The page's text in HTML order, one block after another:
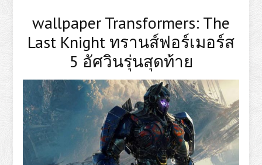
wallpaper Transformers: The
Last Knight ทรานส์ฟอร์เมอร์ส
5 อัศวินรุ่นสุดท้าย